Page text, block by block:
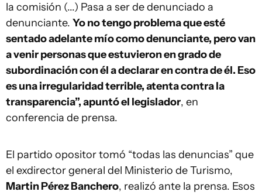
la comisión (...) Pasa a ser de denunciado a
denunciante. Yo no tengo problema que esté
sentado adelante mío como denunciante, pero van
a venir personas que estuvieron en grado de
subordinación con él a declarar en contra de él. Eso
es una irregularidad terrible, atenta contra la
transparencia”, apuntó el legislador, en
conferencia de prensa.
El partido opositor tomó “todas las denuncias” que
el exdirector general del Ministerio de Turismo,
Martin Pérez Banchero, realizó ante la prensa. Esos